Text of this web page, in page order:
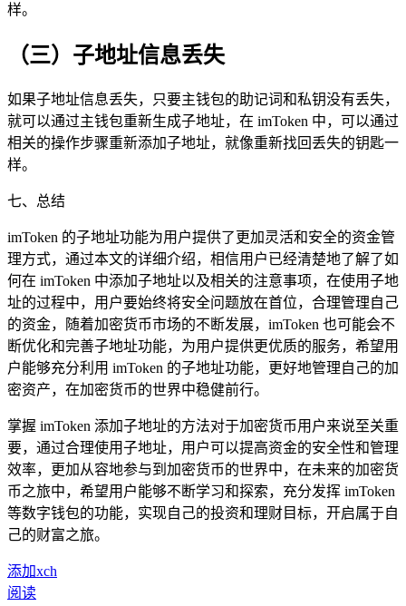
样。
（三）子地址信息丢失
如果子地址信息丢失，只要主钱包的助记词和私钥没有丢失，
就可以通过主钱包重新生成子地址，在 imToken 中，可以通过
相关的操作步骤重新添加子地址，就像重新找回丢失的钥匙一
样。
七、总结
imToken 的子地址功能为用户提供了更加灵活和安全的资金管
理方式，通过本文的详细介绍，相信用户已经清楚地了解了如
何在 imToken 中添加子地址以及相关的注意事项，在使用子地
址的过程中，用户要始终将安全问题放在首位，合理管理自己
的资金，随着加密货币市场的不断发展，imToken 也可能会不
断优化和完善子地址功能，为用户提供更优质的服务，希望用
户能够充分利用 imToken 的子地址功能，更好地管理自己的加
密资产，在加密货币的世界中稳健前行。
掌握 imToken 添加子地址的方法对于加密货币用户来说至关重
要，通过合理使用子地址，用户可以提高资金的安全性和管理
效率，更加从容地参与到加密货币的世界中，在未来的加密货
币之旅中，希望用户能够不断学习和探索，充分发挥 imToken
等数字钱包的功能，实现自己的投资和理财目标，开启属于自
己的财富之旅。
添加xch
阅读